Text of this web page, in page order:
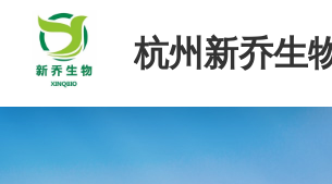
杭州新乔生